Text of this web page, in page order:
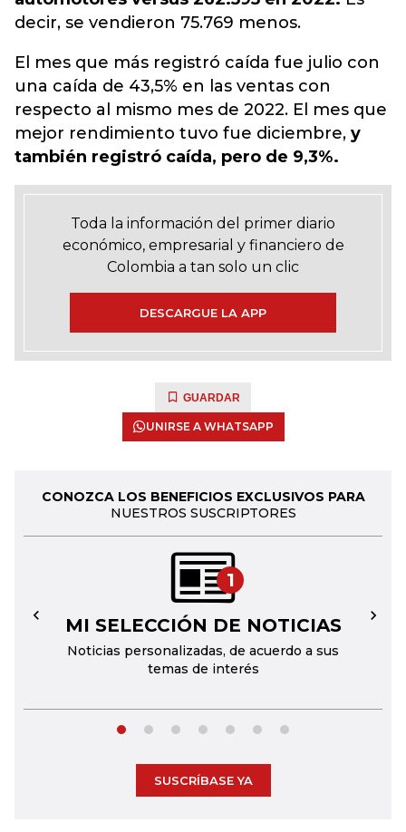
decir, se vendieron 75.769 menos.
El mes que más registró caída fue julio con
una caída de 43,5% en las ventas con
respecto al mismo mes de 2022. El mes que
mejor rendimiento tuvo fue diciembre, y
también registró caída, pero de 9,3%.
Toda la información del primer diario
económico, empresarial y financiero de
Colombia a tan solo un clic
DESCARGUE LA APP
GUARDAR
UNIRSE A WHATSAPP
CONOZCA LOS BENEFICIOS EXCLUSIVOS PARA
NUESTROS SUSCRIPTORES
1
MI SELECCIÓN DE NOTICIAS
Noticias personalizadas, de acuerdo a sus
temas de interés
← →
SUSCRÍBASE YA